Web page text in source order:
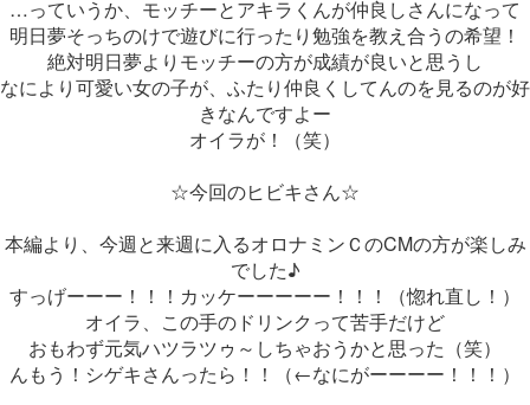
…っていうか、モッチーとアキラくんが仲良しさんになって
明日夢そっちのけで遊びに行ったり勉強を教え合うの希望！
絶対明日夢よりモッチーの方が成績が良いと思うし
なにより可愛い女の子が、ふたり仲良くしてんのを見るのが好
きなんですよー
オイラが！（笑）
☆今回のヒビキさん☆
本編より、今週と来週に入るオロナミンＣのCMの方が楽しみ
でした♪
すっげーーー！！！カッケーーーーー！！！（惚れ直し！）
オイラ、この手のドリンクって苦手だけど
おもわず元気ハツラツゥ～しちゃおうかと思った（笑）
んもう！シゲキさんったら！！（←なにがーーーー！！！）